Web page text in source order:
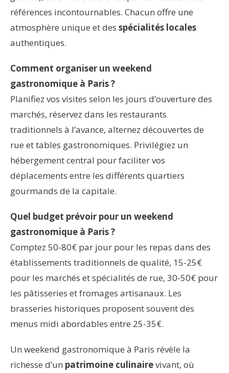
références incontournables. Chacun offre une
atmosphère unique et des spécialités locales
authentiques.
Comment organiser un weekend
gastronomique à Paris ?
Planifiez vos visites selon les jours d’ouverture des
marchés, réservez dans les restaurants
traditionnels à l’avance, alternez découvertes de
rue et tables gastronomiques. Privilégiez un
hébergement central pour faciliter vos
déplacements entre les différents quartiers
gourmands de la capitale.
Quel budget prévoir pour un weekend
gastronomique à Paris ?
Comptez 50-80€ par jour pour les repas dans des
établissements traditionnels de qualité, 15-25€
pour les marchés et spécialités de rue, 30-50€ pour
les pâtisseries et fromages artisanaux. Les
brasseries historiques proposent souvent des
menus midi abordables entre 25-35€.
Un weekend gastronomique à Paris révèle la
richesse d’un patrimoine culinairevivant, où